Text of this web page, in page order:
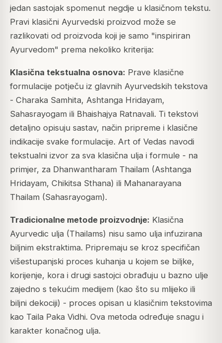
jedan sastojak spomenut negdje u klasičnom tekstu.
Pravi klasični Ayurvedski proizvod može se
razlikovati od proizvoda koji je samo "inspiriran
Ayurvedom" prema nekoliko kriterija:
Klasična tekstualna osnova: Prave klasične
formulacije potječu iz glavnih Ayurvedskih tekstova
- Charaka Samhita, Ashtanga Hridayam,
Sahasrayogam ili Bhaishajya Ratnavali. Ti tekstovi
detaljno opisuju sastav, način pripreme i klasične
indikacije svake formulacije. Art of Vedas navodi
tekstualni izvor za sva klasična ulja i formule - na
primjer, za Dhanwantharam Thailam (Ashtanga
Hridayam, Chikitsa Sthana) ili Mahanarayana
Thailam (Sahasrayogam).
Tradicionalne metode proizvodnje: Klasična
Ayurvedic ulja (Thailams) nisu samo ulja infuzirana
biljnim ekstraktima. Pripremaju se kroz specifičan
višestupanjski proces kuhanja u kojem se biljke,
korijenje, kora i drugi sastojci obrađuju u bazno ulje
zajedno s tekućim medijem (kao što su mlijeko ili
biljni dekociji) - proces opisan u klasičnim tekstovima
kao Taila Paka Vidhi. Ova metoda određuje snagu i
karakter konačnog ulja.